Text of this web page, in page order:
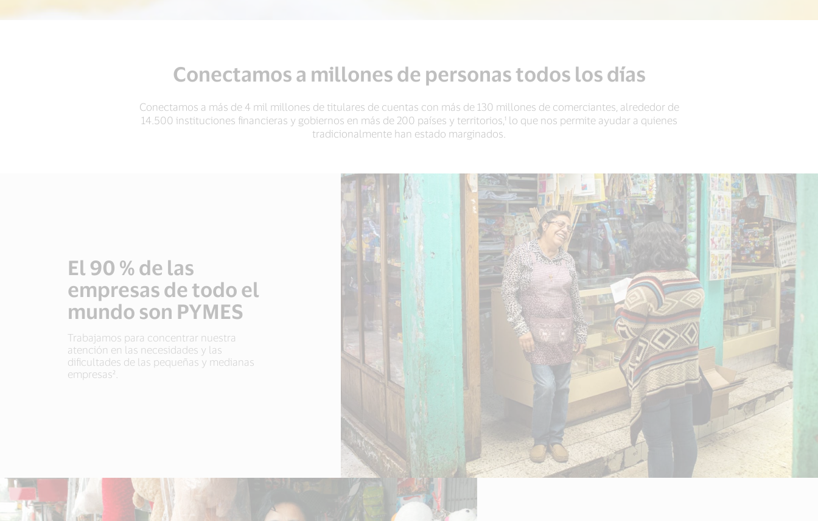
Conectamos a millones de personas todos los días
Conectamos a más de 4 mil millones de titulares de cuentas con más de 130 millones de comerciantes, alrededor de
14.500 instituciones financieras y gobiernos en más de 200 países y territorios,¹ lo que nos permite ayudar a quienes
tradicionalmente han estado marginados.
El 90 % de las
empresas de todo el
mundo son PYMES
Trabajamos para concentrar nuestra
atención en las necesidades y las
dificultades de las pequeñas y medianas
empresas².